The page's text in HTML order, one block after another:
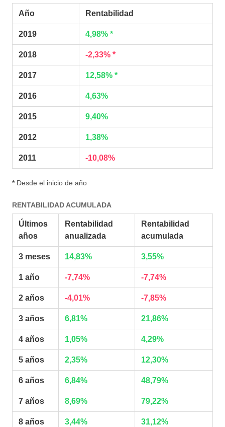
Año Rentabilidad
2019 4,98% *
2018 -2,33% *
2017 12,58% *
2016 4,63%
2015 9,40%
2012 1,38%
2011 -10,08%
*Desde el inicio de año
RENTABILIDAD ACUMULADA
Últimos
años
Rentabilidad
anualizada
Rentabilidad
acumulada
3 meses 14,83% 3,55%
1 año -7,74% -7,74%
2 años -4,01% -7,85%
3 años 6,81% 21,86%
4 años 1,05% 4,29%
5 años 2,35% 12,30%
6 años 6,84% 48,79%
7 años 8,69% 79,22%
8 años 3,44% 31,12%